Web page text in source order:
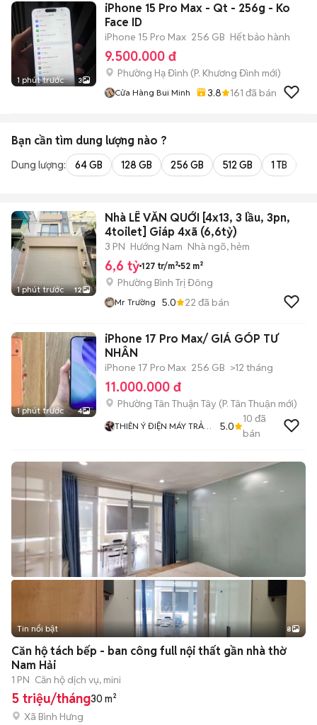
1 phút trước 3
iPhone 15 Pro Max - Qt - 256g - Ko
Face ID
iPhone 15 Pro Max 256 GB Hết bảo hành
9.500.000 đ
Phường Hạ Đình (P. Khương Đình mới)
Cửa Hàng Bui Minh 3.8 161 đã bán
Bạn cần tìm dung lượng nào ?
Dung lượng: 64 GB 128 GB 256 GB 512 GB 1 TB
1 phút trước 12
Nhà LÊ VĂN QUỚI [4x13, 3 lầu, 3pn,
4toilet] Giáp 4xã (6,6tỷ)
3 PN Hướng Nam Nhà ngõ, hẻm
6,6 tỷ 127 tr/m² 52 m²
Phường Bình Trị Đông
Mr Trường 5.0 22 đã bán
1 phút trước 4
iPhone 17 Pro Max/ GIÁ GÓP TƯ
NHÂN
iPhone 17 Pro Max 256 GB >12 tháng
11.000.000 đ
Phường Tân Thuận Tây (P. Tân Thuận mới)
THIÊN Ý ĐIỆN MÁY TRẢ
5.0
10 đã
bán
+2
Tin nổi bật 8
Căn hộ tách bếp - ban công full nội thất gần nhà thờ
Nam Hải
1 PN Căn hộ dịch vụ, mini
5 triệu/tháng30 m²
Xã Bình Hưng